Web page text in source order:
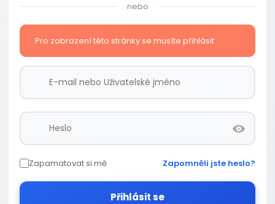
nebo
Pro zobrazení této stránky se musíte přihlásit
Zapamatovat si mě Zapomněli jste heslo?
Přihlásit se